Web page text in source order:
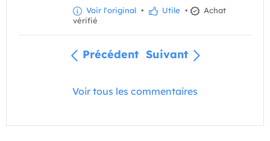
Voir l'original • Utile •
Achat
vérifié
Précédent Suivant
Voir tous les commentaires